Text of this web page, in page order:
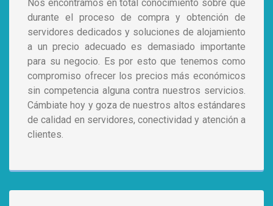
Nos encontramos en total conocimiento sobre que
durante el proceso de compra y obtención de
servidores dedicados y soluciones de alojamiento
a un precio adecuado es demasiado importante
para su negocio. Es por esto que tenemos como
compromiso ofrecer los precios más económicos
sin competencia alguna contra nuestros servicios.
Cámbiate hoy y goza de nuestros altos estándares
de calidad en servidores, conectividad y atención a
clientes.